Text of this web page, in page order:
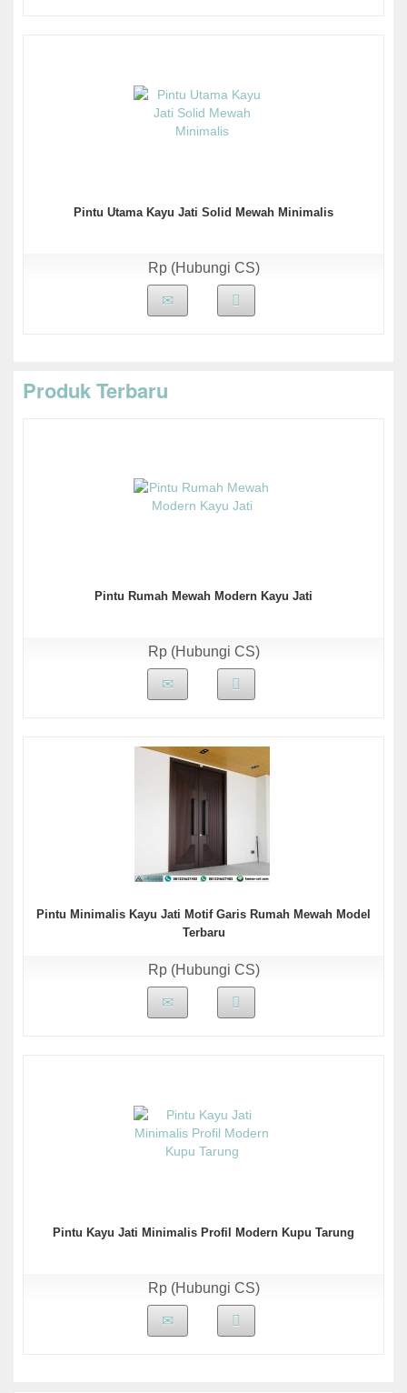
Pintu Utama Kayu Jati Solid Mewah Minimalis
Rp (Hubungi CS)
Produk Terbaru
Pintu Rumah Mewah Modern Kayu Jati
Rp (Hubungi CS)
Pintu Minimalis Kayu Jati Motif Garis Rumah Mewah Model
Terbaru
Rp (Hubungi CS)
Pintu Kayu Jati Minimalis Profil Modern Kupu Tarung
Rp (Hubungi CS)